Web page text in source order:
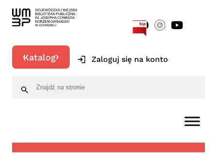
Katalog Zaloguj się na konto